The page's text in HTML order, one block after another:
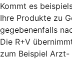
Kommt es
Ihre Produkte zu
gegebenenfalls
Die R+V
zum Beispiel Arzt-